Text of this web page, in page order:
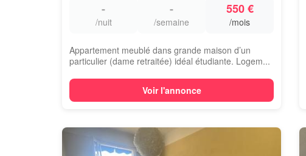
-
/nuit
-
/semaine
550 €
/mois
Appartement meublé dans grande maison d’un
particulier (dame retraitée) idéal étudiante. Logem...
Voir l'annonce